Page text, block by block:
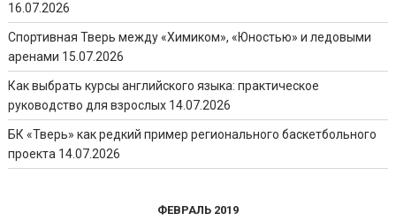
16.07.2026
Спортивная Тверь между «Химиком», «Юностью» и ледовыми
аренами 15.07.2026
Как выбрать курсы английского языка: практическое
руководство для взрослых 14.07.2026
БК «Тверь» как редкий пример регионального баскетбольного
проекта 14.07.2026
ФЕВРАЛЬ 2019